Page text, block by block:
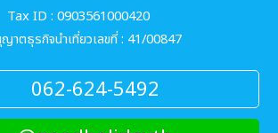
Tax ID : 0903561000420
าตธุรกิจนำเที่ยวเลขที่ : 41/00847
062-624-5492